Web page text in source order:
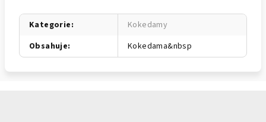
Kategorie:
Kokedamy
Obsahuje: Kokedama&nbsp